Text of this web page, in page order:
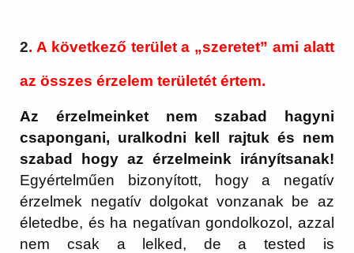
2. A következő terület a „szeretet” ami alatt
az összes érzelem területét értem.
Az érzelmeinket nem szabad hagyni
csapongani, uralkodni kell rajtuk és nem
szabad hogy az érzelmeink irányítsanak!
Egyértelműen bizonyított, hogy a negatív
érzelmek negatív dolgokat vonzanak be az
életedbe, és ha negatívan gondolkozol, azzal
nem csak a lelked, de a tested is